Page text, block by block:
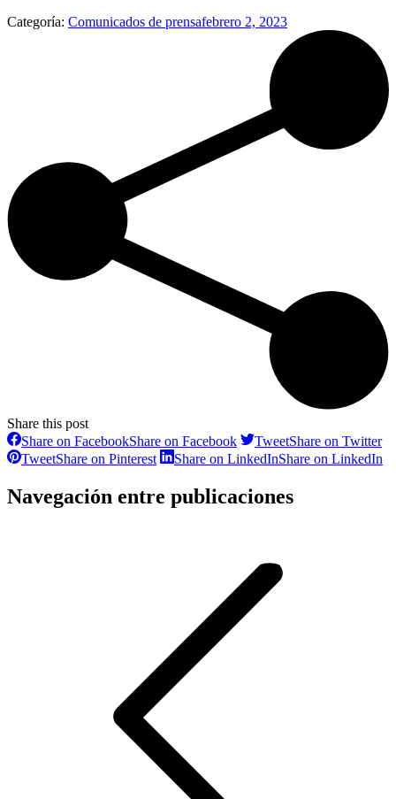
Categoría: Comunicados de prensafebrero 2, 2023
Share this post
Share on FacebookShare on Facebook TweetShare on Twitter
TweetShare on Pinterest Share on LinkedInShare on LinkedIn
Navegación entre publicaciones